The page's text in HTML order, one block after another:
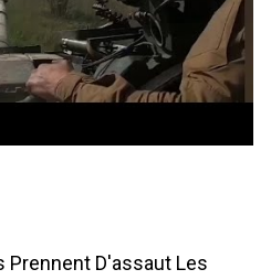
Prennent D'assaut Les